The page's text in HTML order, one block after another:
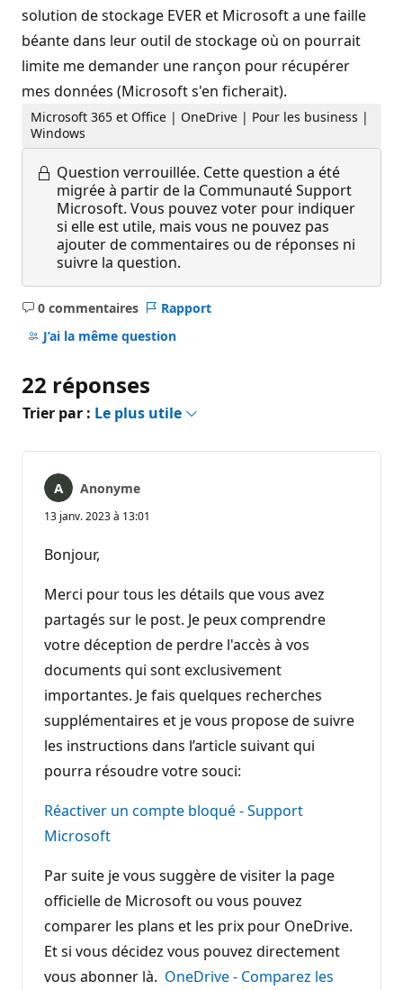
solution de stockage EVER et Microsoft a une faille
béante dans leur outil de stockage où on pourrait
limite me demander une rançon pour récupérer
mes données (Microsoft s'en ficherait).
Microsoft 365 et Office | OneDrive | Pour les business |
Windows
Question verrouillée. Cette question a été
migrée à partir de la Communauté Support
Microsoft. Vous pouvez voter pour indiquer
si elle est utile, mais vous ne pouvez pas
ajouter de commentaires ou de réponses ni
suivre la question.
0 commentaires
Aucun
commentaire
Rapport
J’ai la même question
22 réponses
Trier par : Le plus utile
Anonyme
13 janv. 2023 à 13:01
Bonjour,
Merci pour tous les détails que vous avez
partagés sur le post. Je peux comprendre
votre déception de perdre l'accès à vos
documents qui sont exclusivement
importantes. Je fais quelques recherches
supplémentaires et je vous propose de suivre
les instructions dans l’article suivant qui
pourra résoudre votre souci:
Réactiver un compte bloqué - Support
Microsoft
Par suite je vous suggère de visiter la page
officielle de Microsoft ou vous pouvez
comparer les plans et les prix pour OneDrive.
Et si vous décidez vous pouvez directement
vous abonner là. OneDrive - Comparez les